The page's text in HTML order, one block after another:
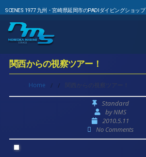
SCENES 1977 九州・宮崎県延岡市のPADIダイビングショップ
関西からの視察ツアー！
Home / / 関西からの視察ツアー！
Standard
byNMS
2010.5.11
No Comments